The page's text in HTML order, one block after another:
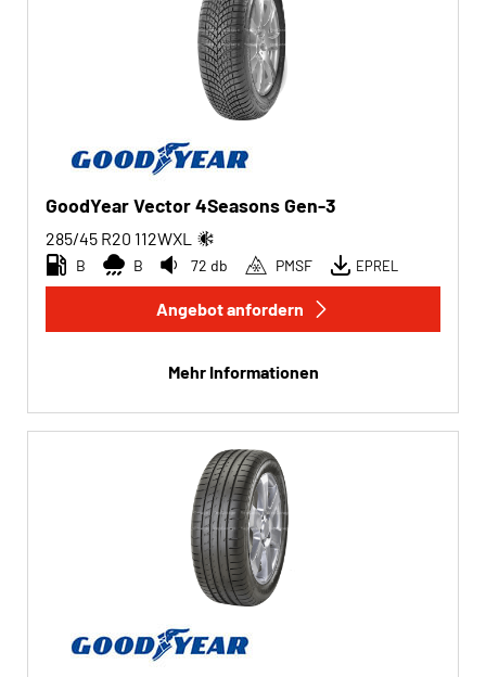
GoodYear Vector 4Seasons Gen-3
285/45 R20 112WXL
B B 72 db PMSF EPREL
Angebot anfordern
Mehr Informationen